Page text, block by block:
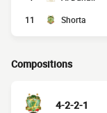
11
Shorta
Compositions
4-2-2-1